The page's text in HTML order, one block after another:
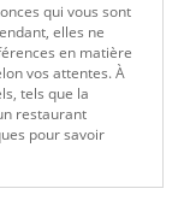
qui vous sont
elles ne
en matière
vos attentes. À
tels que la
restaurant
pour savoir